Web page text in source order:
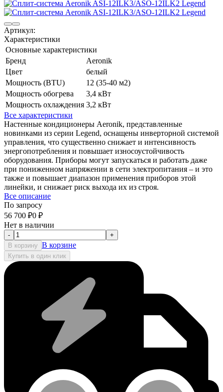
Артикул:
Характеристики
Основные характеристики
Бренд
Aeronik
Цвет
белый
Мощность (BTU)
12 (35-40 м2)
Мощность обогрева
3,4 кВт
Мощность охлаждения 3,2 кВт
Все характеристики
Настенные кондиционеры Aeronik, представленные
новинками из серии Legend, оснащены инверторной системой
управления, что существенно снижает и интенсивность
энергопотребления и повышает износоустойчивость
оборудования. Приборы могут запускаться и работать даже
при пониженном напряжении в сети электропитания – и это
также и повышает диапазон применения приборов этой
линейки, и снижает риск выхода их из строя.
Все описание
По запросу
56 700 ₽0 ₽
Нет в наличии
-
+
В корзину В корзине
Купить в один клик